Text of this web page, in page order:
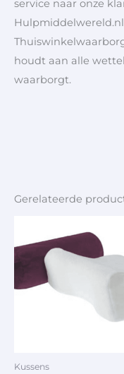
service naar onze
houdt aan alle
waarborgt.
Gerelateerde
Kussens